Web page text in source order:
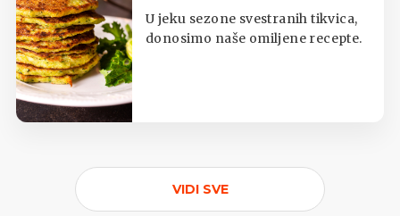
top listu
U jeku sezone svestranih tikvica,
donosimo naše omiljene recepte.
VIDI SVE